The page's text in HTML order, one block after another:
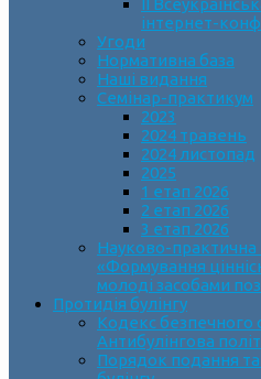
інтернет-
Угоди
Нормативна база
Наші видання
Семінар-практикум
2023
2024 травень
2024 листопад
2025
1 етап 2026
2 етап 2026
3 етап 2026
Науково-
«Формування
молоді засобами
Протидія булінгу
Кодекс безпечного
Антибулінгова
Порядок подання